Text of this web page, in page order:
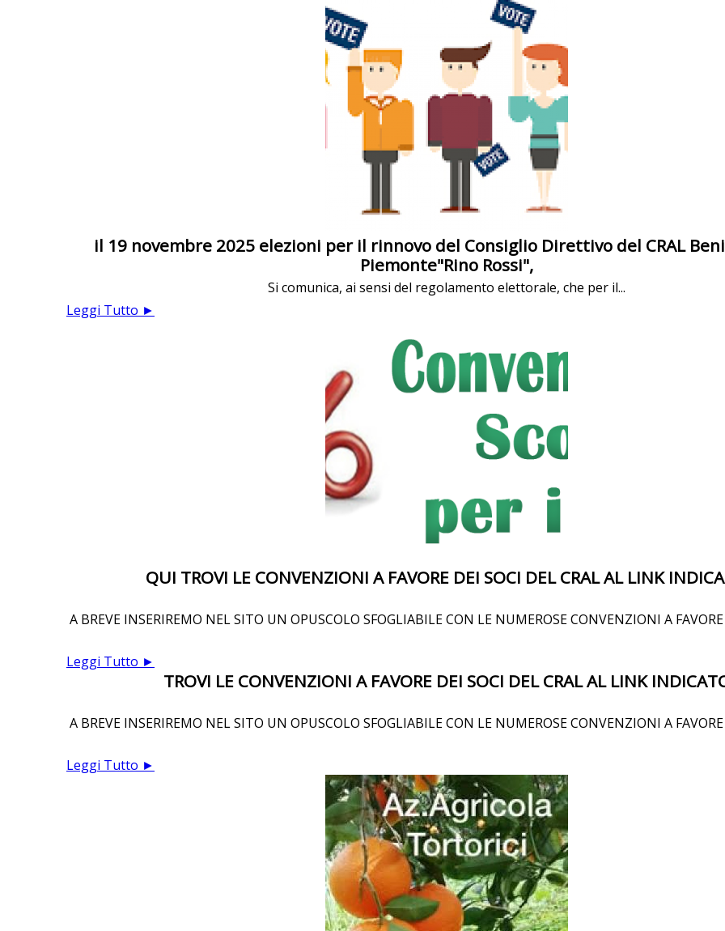
il 19 novembre 2025 elezioni per il rinnovo del Consiglio Direttivo del CRAL
Piemonte"Rino Rossi",
Si comunica, ai sensi del regolamento elettorale, che per il...
Leggi Tutto ►
QUI TROVI LE CONVENZIONI A FAVORE DEI SOCI DEL CRAL AL LINK
A BREVE INSERIREMO NEL SITO UN OPUSCOLO SFOGLIABILE CON LE NUMEROSE CONVENZIONI A FAVORE
Leggi Tutto ►
TROVI LE CONVENZIONI A FAVORE DEI SOCI DEL CRAL AL LINK
A BREVE INSERIREMO NEL SITO UN OPUSCOLO SFOGLIABILE CON LE NUMEROSE CONVENZIONI A FAVORE
Leggi Tutto ►